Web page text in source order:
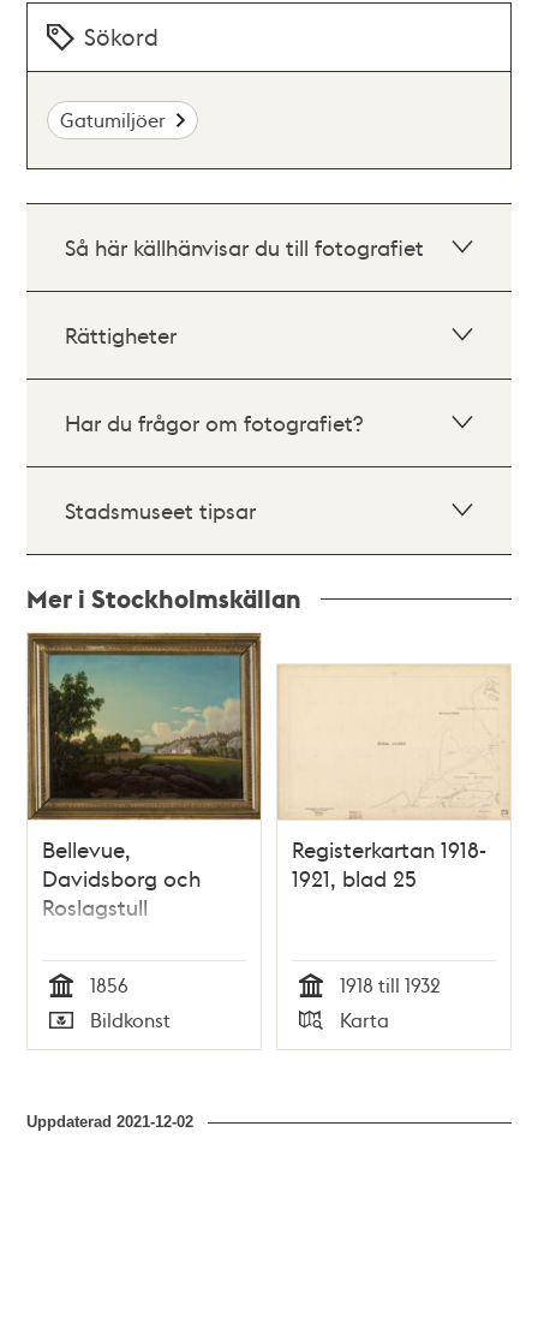
Sökord
Gatumiljöer
Så här källhänvisar du till fotografiet
Rättigheter
Har du frågor om fotografiet?
Stadsmuseet tipsar
Mer i Stockholmskällan
Relaterade
poster
och
teman
Bellevue,
Davidsborg och
Roslagstull
Tid
1856
Typ
Bildkonst
Registerkartan 1918-
1921, blad 25
Tid
1918 till 1932
Typ
Karta
Uppdaterad2021-12-02